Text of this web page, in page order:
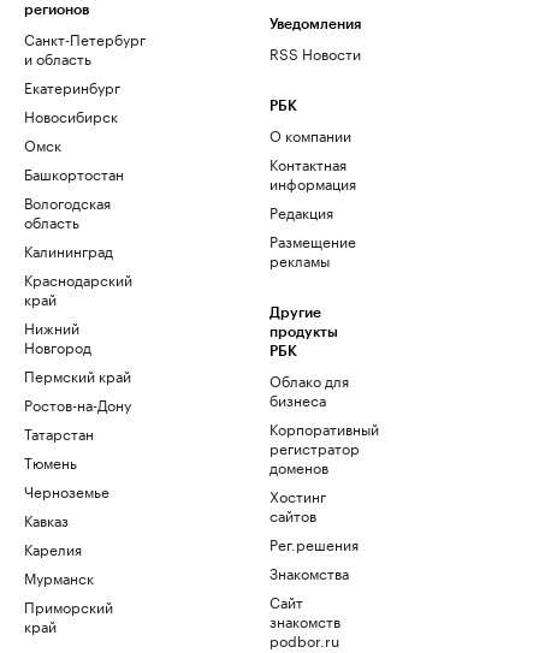
регионов
Санкт-Петербург
и область
Екатеринбург
Новосибирск
Омск
Башкортостан
Вологодская
область
Калининград
Краснодарский
край
Нижний
Новгород
Пермский край
Ростов-на-Дону
Татарстан
Тюмень
Черноземье
Кавказ
Карелия
Мурманск
Приморский
край
Уведомления
RSS Новости
РБК
О компании
Контактная
информация
Редакция
Размещение
рекламы
Другие
продукты
РБК
Облако для
бизнеса
Корпоративный
регистратор
доменов
Хостинг
сайтов
Рег.решения
Знакомства
Сайт
знакомств
podbor.ru